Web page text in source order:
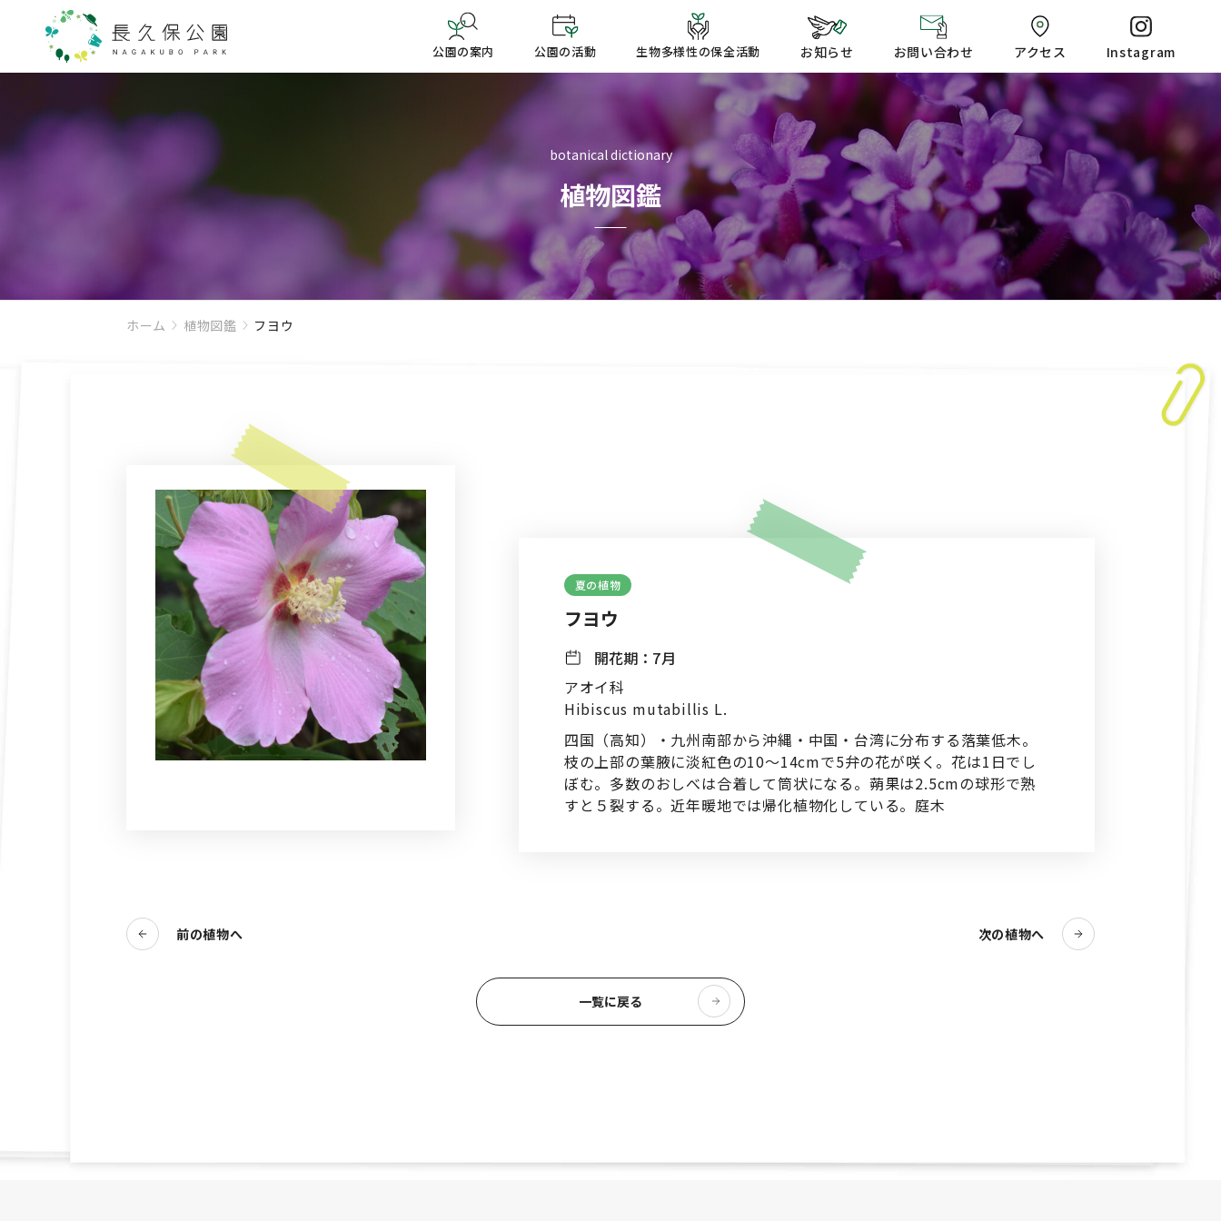
公園の案内 公園の活動 生物多様性の保全活動 お知らせ お問い合わせ アクセス Instagram
botanical dictionary
植物図鑑
ホーム 植物図鑑 フヨウ
夏の植物
フヨウ
開花期： 7月
アオイ科
Hibiscus mutabillis L.
四国（高知）・九州南部から沖縄・中国・台湾に分布する落葉低木。
枝の上部の葉腋に淡紅色の10～14cmで5弁の花が咲く。花は1日でし
ぼむ。多数のおしべは合着して筒状になる。蒴果は2.5cmの球形で熟
すと５裂する。近年暖地では帰化植物化している。庭木
前の植物へ
一覧に戻る
次の植物へ